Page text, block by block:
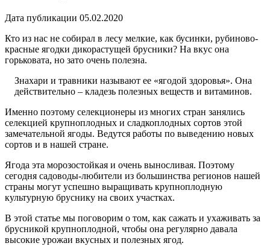
Дата публикации 05.02.2020
Кто из нас не собирал в лесу мелкие, как бусинки, рубиново-
красные ягодки дикорастущей брусники? На вкус она
горьковата, но зато очень полезна.
Знахари и травники называют ее «ягодой здоровья». Она
действительно – кладезь полезных веществ и витаминов.
Именно поэтому селекционеры из многих стран занялись
селекцией крупноплодных и сладкоплодных сортов этой
замечательной ягоды. Ведутся работы по выведению новых
сортов и в нашей стране.
Ягода эта морозостойкая и очень выносливая. Поэтому
сегодня садоводы-любители из большинства регионов нашей
страны могут успешно выращивать крупноплодную
культурную бруснику на своих участках.
В этой статье мы поговорим о том, как сажать и ухаживать за
брусникой крупноплодной, чтобы она регулярно давала
высокие урожаи вкусных и полезных ягод.